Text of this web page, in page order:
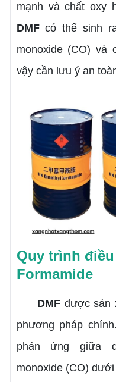
mạnh và chất oxy
DMFcó thể sinh
monoxide (CO) và
vậy cần lưu ý an
Quy trình
Formamide
DMFđược sản
phương pháp
phản ứng giữa
monoxide (CO)